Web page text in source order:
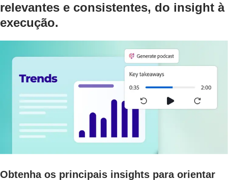
relevantes e consistentes, do insight à
execução.
Obtenha os principais insights para orientar